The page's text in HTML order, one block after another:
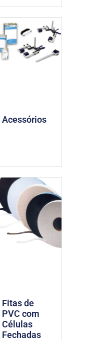
Acessórios
Fitas de
PVC com
Células
Fechadas